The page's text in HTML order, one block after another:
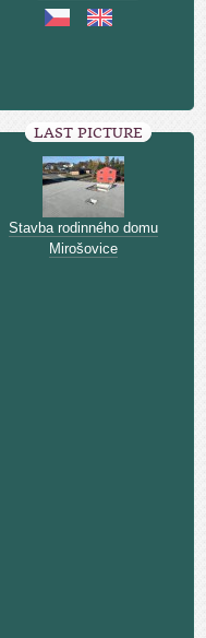
LAST PICTURE
Stavba rodinného domu
Mirošovice